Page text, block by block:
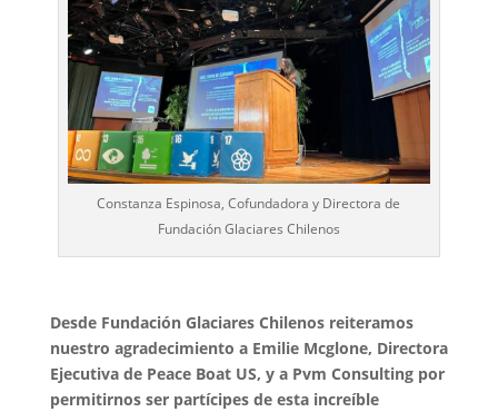
Constanza Espinosa, Cofundadora y Directora de
Fundación Glaciares Chilenos
Desde Fundación Glaciares Chilenos reiteramos
nuestro agradecimiento a Emilie Mcglone, Directora
Ejecutiva de Peace Boat US, y a Pvm Consulting por
permitirnos ser partícipes de esta increíble